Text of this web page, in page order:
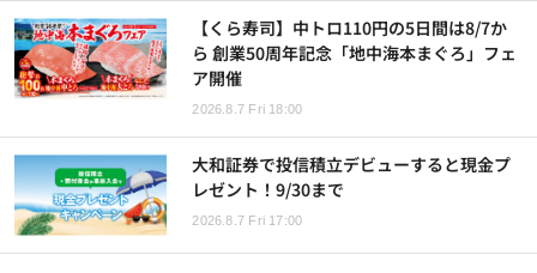
【くら寿司】中トロ110円の5日間は8/7か
ら 創業50周年記念「地中海本まぐろ」フェ
ア開催
2026.8.7 Fri 18:00
大和証券で投信積立デビューすると現金プ
レゼント！9/30まで
2026.8.7 Fri 17:00